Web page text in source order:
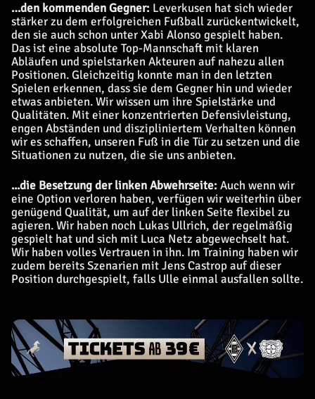
…den kommenden Gegner: Leverkusen hat sich wieder
stärker zu dem erfolgreichen Fußball zurückentwickelt,
den sie auch schon unter Xabi Alonso gespielt haben.
Das ist eine absolute Top-Mannschaft mit klaren
Abläufen und spielstarken Akteuren auf nahezu allen
Positionen. Gleichzeitig konnte man in den letzten
Spielen erkennen, dass sie dem Gegner hin und wieder
etwas anbieten. Wir wissen um ihre Spielstärke und
Qualitäten. Mit einer konzentrierten Defensivleistung,
engen Abständen und diszipliniertem Verhalten können
wir es schaffen, unseren Fuß in die Tür zu setzen und die
Situationen zu nutzen, die sie uns anbieten.
...die Besetzung der linken Abwehrseite:Auch wenn wir
eine Option verloren haben, verfügen wir weiterhin über
genügend Qualität, um auf der linken Seite flexibel zu
agieren. Wir haben noch Lukas Ullrich, der regelmäßig
gespielt hat und sich mit Luca Netz abgewechselt hat.
Wir haben volles Vertrauen in ihn. Im Training haben wir
zudem bereits Szenarien mit Jens Castrop auf dieser
Position durchgespielt, falls Ulle einmal ausfallen sollte.